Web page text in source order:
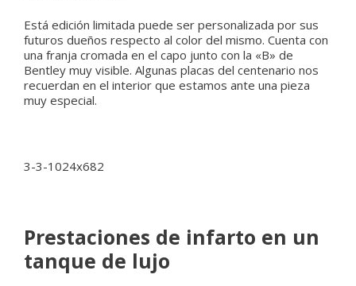
Está edición limitada puede ser personalizada por sus
futuros dueños respecto al color del mismo. Cuenta con
una franja cromada en el capo junto con la «B» de
Bentley muy visible. Algunas placas del centenario nos
recuerdan en el interior que estamos ante una pieza
muy especial.
Prestaciones de infarto en un
tanque de lujo